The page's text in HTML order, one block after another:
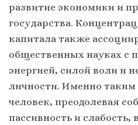
развитие экономики и
государства.
капитала также
общественных науках с
энергией, силой воли и
личности. Именно
человек, преодолевая
пассивность и слабость,